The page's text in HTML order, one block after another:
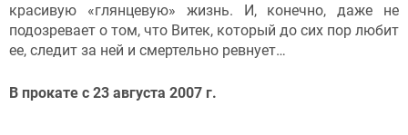
красивую «глянцевую» жизнь. И, конечно, даже не
подозревает о том, что Витек, который до сих пор любит
ее, следит за ней и смертельно ревнует…
В прокате с 23 августа 2007 г.